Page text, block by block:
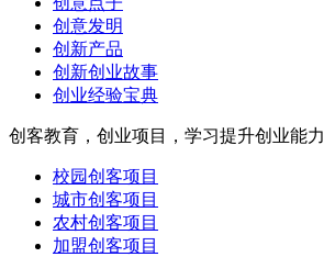
创意发明
创新产品
创新创业故事
创业经验宝典
创客教育，创业项目，学习提升创业能力
校园创客项目
城市创客项目
农村创客项目
加盟创客项目